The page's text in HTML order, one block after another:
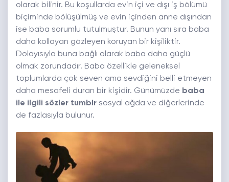
olarak bilinir. Bu koşullarda evin içi ve dışı iş bölümü
biçiminde bölüşülmüş ve evin içinden anne dışından
ise baba sorumlu tutulmuştur. Bunun yanı sıra baba
daha kollayan gözleyen koruyan bir kişiliktir.
Dolayısıyla buna bağlı olarak baba daha güçlü
olmak zorundadır. Baba özellikle geleneksel
toplumlarda çok seven ama sevdiğini belli etmeyen
daha mesafeli duran bir kişidir. Günümüzde baba
ile ilgili sözler tumblr sosyal ağda ve diğerlerinde
de fazlasıyla bulunur.